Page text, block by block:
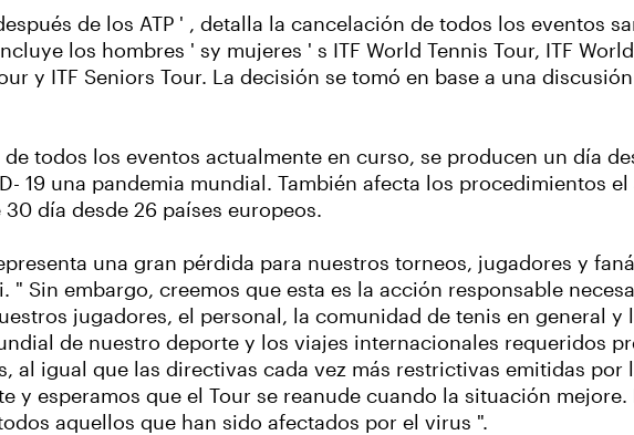
de los ATP ' , detalla la cancelación de todos los eventos
los hombres ' sy mujeres ' s ITF World Tennis Tour, ITF
y ITF Seniors Tour. La decisión se tomó en base a una
todos los eventos actualmente en curso, se producen un día
19 una pandemia mundial. También afecta los procedimientos
día desde 26 países europeos.
una gran pérdida para nuestros torneos, jugadores y
" Sin embargo, creemos que esta es la acción responsable
jugadores, el personal, la comunidad de tenis en general y
de nuestro deporte y los viajes internacionales requeridos
al igual que las directivas cada vez más restrictivas emitidas por
y esperamos que el Tour se reanude cuando la situación mejore.
aquellos que han sido afectados por el virus ".